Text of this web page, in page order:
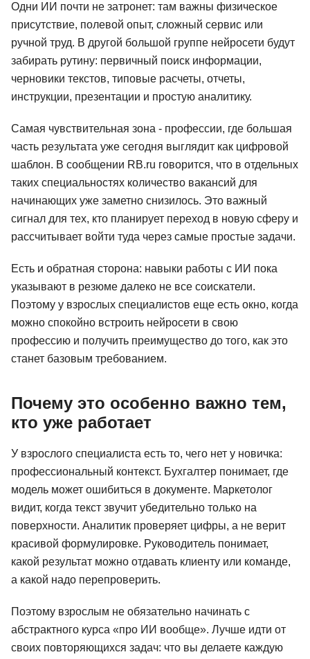
Одни ИИ почти не затронет: там важны физическое
присутствие, полевой опыт, сложный сервис или
ручной труд. В другой большой группе нейросети будут
забирать рутину: первичный поиск информации,
черновики текстов, типовые расчеты, отчеты,
инструкции, презентации и простую аналитику.
Самая чувствительная зона - профессии, где большая
часть результата уже сегодня выглядит как цифровой
шаблон. В сообщении RB.ru говорится, что в отдельных
таких специальностях количество вакансий для
начинающих уже заметно снизилось. Это важный
сигнал для тех, кто планирует переход в новую сферу и
рассчитывает войти туда через самые простые задачи.
Есть и обратная сторона: навыки работы с ИИ пока
указывают в резюме далеко не все соискатели.
Поэтому у взрослых специалистов еще есть окно, когда
можно спокойно встроить нейросети в свою
профессию и получить преимущество до того, как это
станет базовым требованием.
Почему это особенно важно тем,
кто уже работает
У взрослого специалиста есть то, чего нет у новичка:
профессиональный контекст. Бухгалтер понимает, где
модель может ошибиться в документе. Маркетолог
видит, когда текст звучит убедительно только на
поверхности. Аналитик проверяет цифры, а не верит
красивой формулировке. Руководитель понимает,
какой результат можно отдавать клиенту или команде,
а какой надо перепроверить.
Поэтому взрослым не обязательно начинать с
абстрактного курса «про ИИ вообще». Лучше идти от
своих повторяющихся задач: что вы делаете каждую